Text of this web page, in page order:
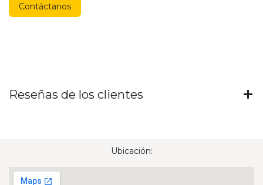
Contáctanos
Reseñas de los clientes
Ubicación: